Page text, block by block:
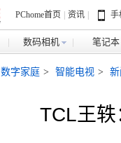
PChome首页 资讯 手
数码相机 笔记本
数字家庭 > 智能电视 > 新
TCL王